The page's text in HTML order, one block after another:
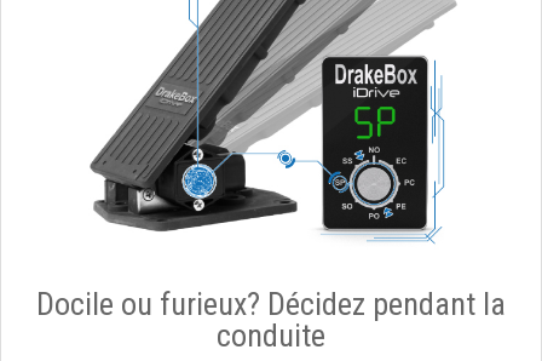
Docile ou furieux? Décidez pendant la
conduite